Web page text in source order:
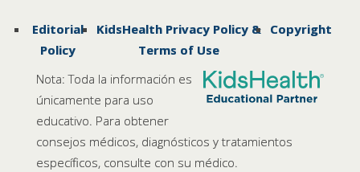
Editorial
Policy
KidsHealth Privacy Policy &
Terms of Use
Copyright
Nota: Toda la información es
únicamente para uso
educativo. Para obtener
consejos médicos, diagnósticos y tratamientos
específicos, consulte con su médico.